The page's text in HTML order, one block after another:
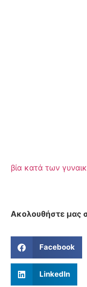
βία κατά των
Ακολουθήστε μας
Facebook
LinkedIn